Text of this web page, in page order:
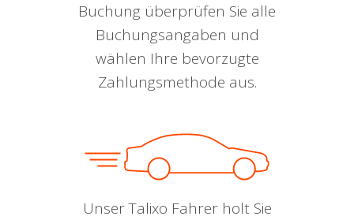
Buchung überprüfen Sie alle
Buchungsangaben und
wählen Ihre bevorzugte
Zahlungsmethode aus.
Unser Talixo Fahrer holt Sie